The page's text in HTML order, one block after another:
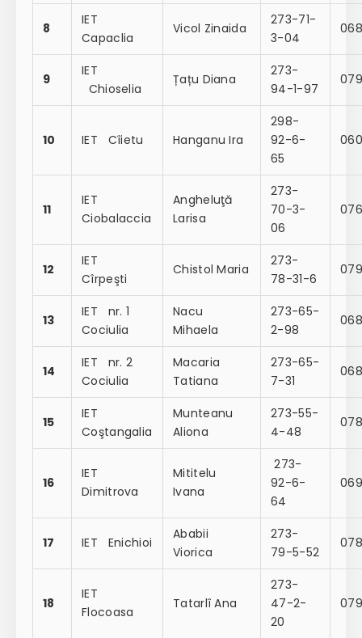
8
IET
Capaclia
Vicol Zinaida
273-71-
3-04
9
IET
Chioselia
Țațu Diana
273-
94-1-97
10 IET Cîietu Hanganu Ira
298-
92-6-
65
11
IET
Ciobalaccia
Angheluţă
Larisa
273-
70-3-
06
12
IET
Cîrpeşti
Chistol Maria
273-
78-31-6
13
IET nr. 1
Cociulia
Nacu
Mihaela
273-65-
2-98
14
IET nr. 2
Cociulia
Macaria
Tatiana
273-65-
7-31
15
IET
Coştangalia
Munteanu
Aliona
273-55-
4-48
16
IET
Dimitrova
Mititelu
Ivana
273-
92-6-
64
17 IET Enichioi
Ababii
Viorica
273-
79-5-52
18
IET
Flocoasa
Tatarlî Ana
273-
47-2-
20